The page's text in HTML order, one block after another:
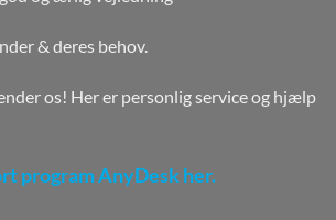
& deres behov.
os! Her er personlig service og hjælp
program AnyDesk her.